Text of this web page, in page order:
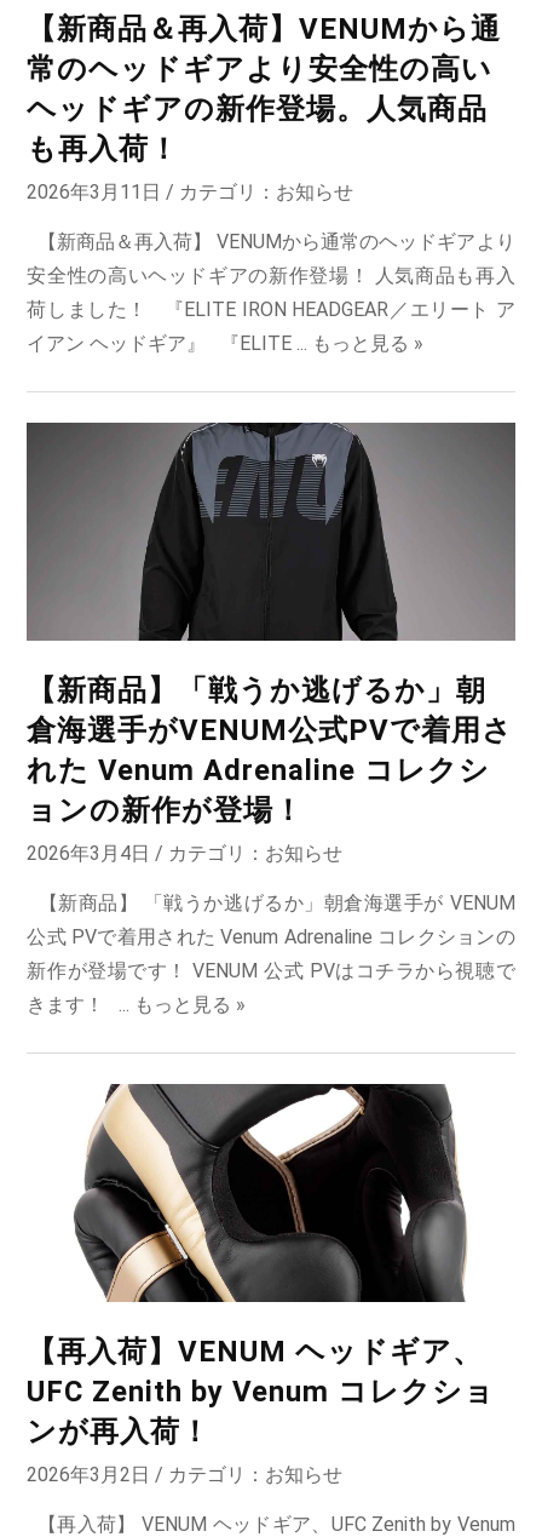
【新商品＆再入荷】VENUMから通
常のヘッドギアより安全性の高い
ヘッドギアの新作登場。人気商品
も再入荷！
2026年3月11日 / カテゴリ： お知らせ
【新商品＆再入荷】 VENUMから通常のヘッドギアより
安全性の高いヘッドギアの新作登場！ 人気商品も再入
荷しました！ 『ELITE IRON HEADGEAR／エリート ア
イアン ヘッドギア』 『ELITE ... もっと見る »
【新商品】「戦うか逃げるか」朝
倉海選手がVENUM公式PVで着用さ
れた Venum Adrenaline コレクシ
ョンの新作が登場！
2026年3月4日 / カテゴリ： お知らせ
【新商品】 「戦うか逃げるか」朝倉海選手が VENUM
公式 PVで着用された Venum Adrenaline コレクションの
新作が登場です！ VENUM 公式 PVはコチラから視聴で
きます！ ... もっと見る »
【再入荷】VENUM ヘッドギア、
UFC Zenith by Venum コレクショ
ンが再入荷！
2026年3月2日 / カテゴリ： お知らせ
【再入荷】 VENUM ヘッドギア、UFC Zenith by Venum